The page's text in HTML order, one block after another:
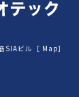
SIAビル［ Map］